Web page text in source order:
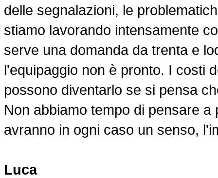
delle segnalazioni, le
stiamo lavorando intensamente
serve una domanda da trenta e
l'equipaggio non è pronto. I costi
possono diventarlo se si pensa
Non abbiamo tempo di pensare
avranno in ogni caso un senso,
Luca